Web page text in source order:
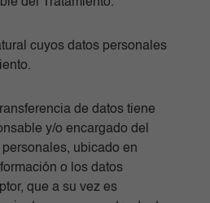
del Tratamiento.
cuyos datos personales
de datos tiene
y/o encargado del
personales, ubicado en
o los datos
que a su vez es